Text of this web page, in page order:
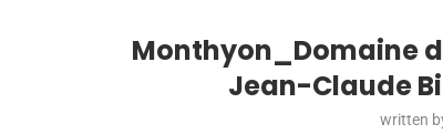
Monthyon_Domaine
Jean-Claude
written